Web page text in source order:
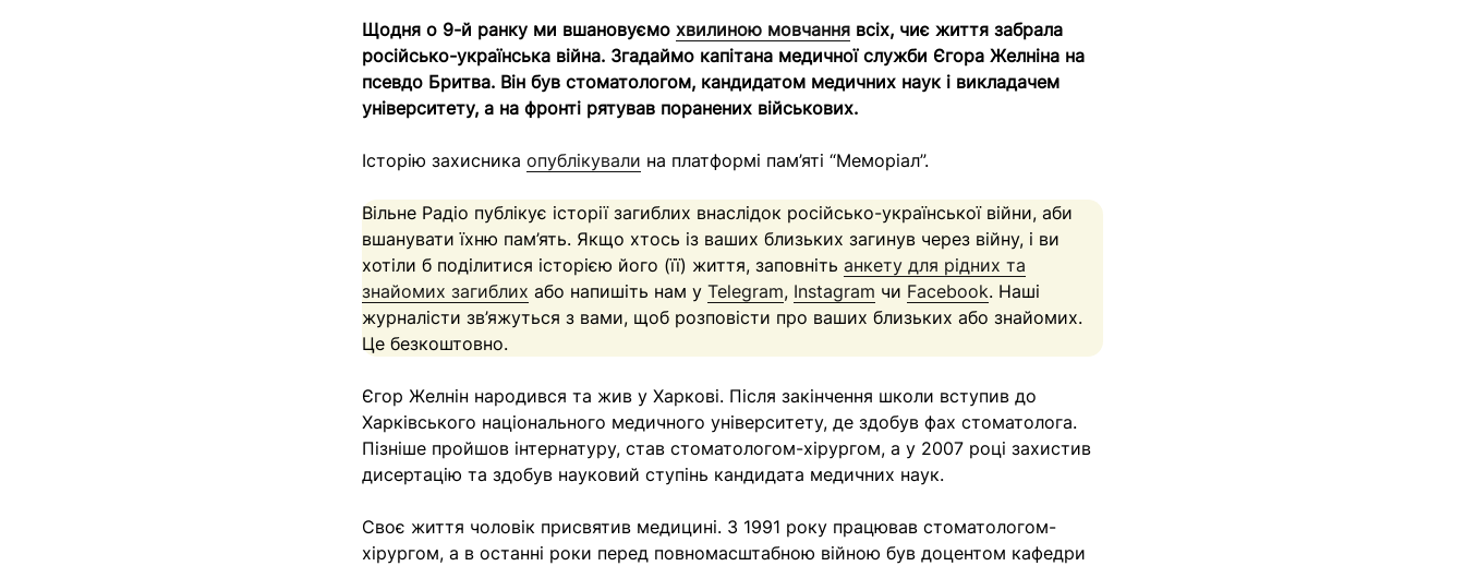
Щодня о 9-й ранку ми вшановуємо хвилиною мовчання всіх, чиє життя забрала
російсько-українська війна. Згадаймо капітана медичної служби Єгора Желніна на
псевдо Бритва. Він був стоматологом, кандидатом медичних наук і викладачем
університету, а на фронті рятував поранених військових.
Історію захисника опублікували на платформі пам’яті “Меморіал”.
Вільне Радіо публікує історії загиблих внаслідок російсько-української війни, аби
вшанувати їхню пам’ять. Якщо хтось із ваших близьких загинув через війну, і ви
хотіли б поділитися історією його (її) життя, заповніть анкету для рідних та
знайомих загиблих або напишіть нам у Telegram, Instagram чи Facebook. Наші
журналісти зв’яжуться з вами, щоб розповісти про ваших близьких або знайомих.
Це безкоштовно.
Єгор Желнін народився та жив у Харкові. Після закінчення школи вступив до
Харківського національного медичного університету, де здобув фах стоматолога.
Пізніше пройшов інтернатуру, став стоматологом-хірургом, а у 2007 році захистив
дисертацію та здобув науковий ступінь кандидата медичних наук.
Своє життя чоловік присвятив медицині. З 1991 року працював стоматологом-
хірургом, а в останні роки перед повномасштабною війною був доцентом кафедри